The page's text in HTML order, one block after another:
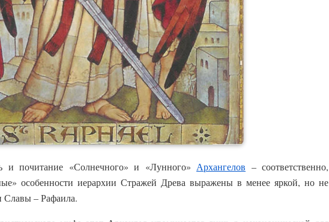
и почитание «Солнечного» и «Лунного»Архангелов – соответственно,
особенности иерархии Стражей Древа выражены в менее яркой, но не
Славы – Рафаила.